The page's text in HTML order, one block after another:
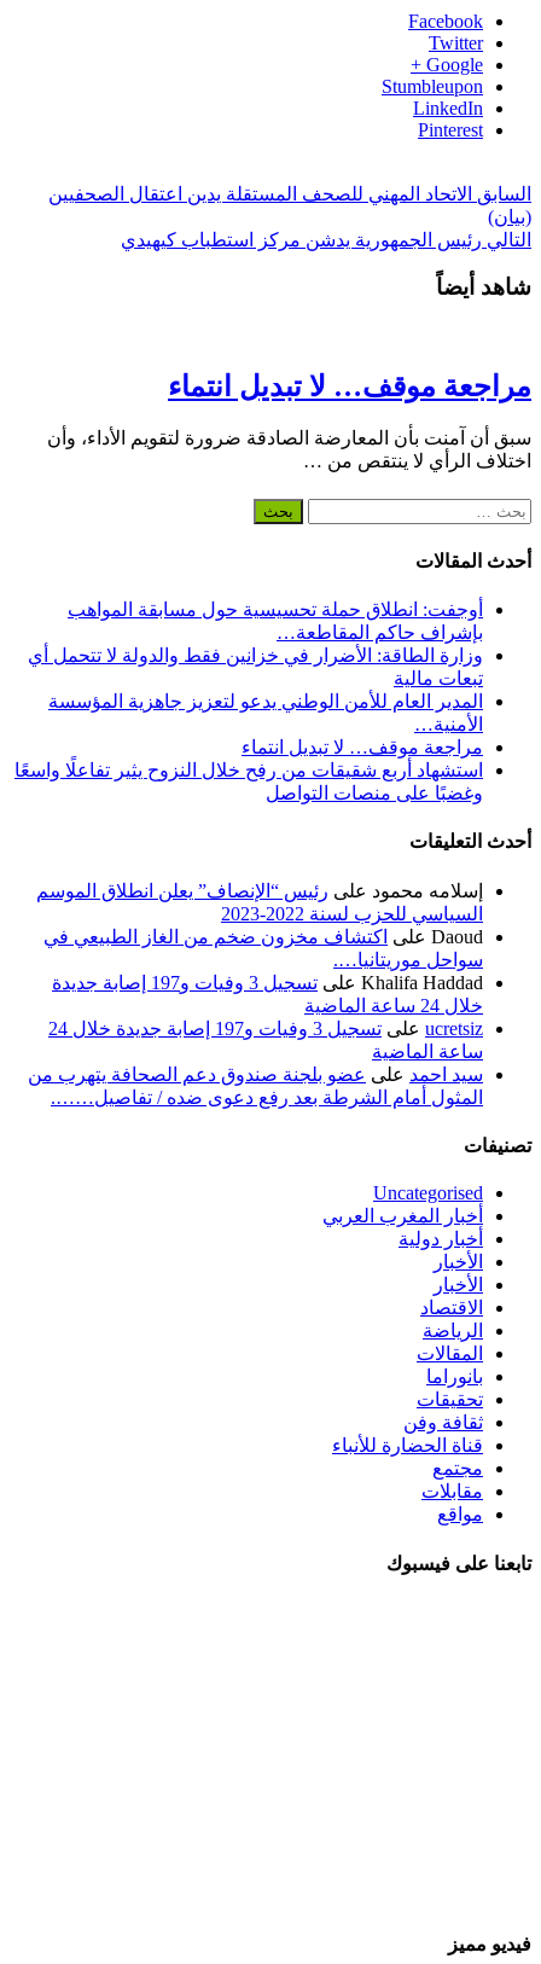
Facebook
Twitter
Google +
Stumbleupon
LinkedIn
Pinterest
السابق الاتحاد المهني للصحف المستقلة يدين اعتقال الصحفيين
(بيان)
التالي رئيس الجمهورية يدشن مركز استطباب كيهيدي
شاهد أيضاً
مراجعة موقف… لا تبديل انتماء
سبق أن آمنت بأن المعارضة الصادقة ضرورة لتقويم الأداء، وأن
اختلاف الرأي لا ينتقص من …
البحث
أحدث المقالات
أوجفت: انطلاق حملة تحسيسية حول مسابقة المواهب
بإشراف حاكم المقاطعة…
وزارة الطاقة: الأضرار في خزانين فقط والدولة لا تتحمل أي
تبعات مالية
المدير العام للأمن الوطني يدعو لتعزيز جاهزية المؤسسة
الأمنية…
مراجعة موقف… لا تبديل انتماء
استشهاد أربع شقيقات من رفح خلال النزوح يثير تفاعلًا واسعًا
وغضبًا على منصات التواصل
أحدث التعليقات
إسلامه محمود على رئيس “الإنصاف” يعلن انطلاق الموسم
السياسي للحزب لسنة 2022-2023
Daoud على اكتشاف مخزون ضخم من الغاز الطبيعي في
سواحل موريتانيا….
Khalifa Haddad على
تسجيل 3 وفيات و197 إصابة جديدة
خلال 24 ساعة الماضية
ucretsiz على
تسجيل 3 وفيات و197 إصابة جديدة خلال 24
ساعة الماضية
سيد احمد على عضو بلجنة صندوق دعم الصحافة يتهرب من
المثول أمام الشرطة بعد رفع دعوى ضده / تفاصيل…….
تصنيفات
Uncategorised
أخبار المغرب العربي
أخبار دولية
الأخبار
الأخبار
الاقتصاد
الرياضة
المقالات
بانوراما
تحقيقات
ثقافة وفن
قناة الحضارة للأنباء
مجتمع
مقابلات
مواقع
تابعنا على فيسبوك
فيديو مميز